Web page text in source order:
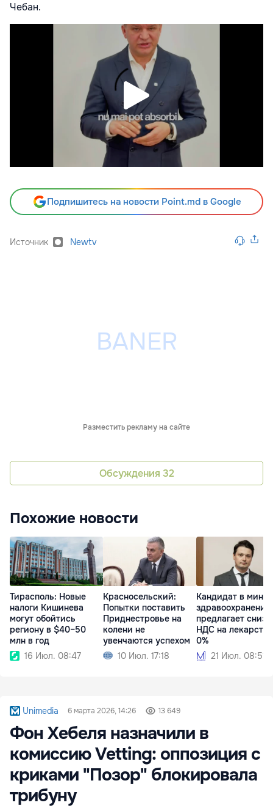
Чебан.
Подпишитесь на новости Point.md в Google
Источник Newtv
Разместить рекламу на сайте
Обсуждения 32
Похожие новости
Тирасполь: Новые
налоги Кишинева
могут обойтись
региону в $40–50
млн в год
16 Июл. 08:47
Красносельский:
Попытки поставить
Приднестровье на
колени не
увенчаются успехом
10 Июл. 17:18
Кандидат в
здравоохранения
предлагает
НДС на
0%
21 Июл. 08:51
Unimedia 6 марта 2026, 14:26 13 649
Фон Хебеля назначили в
комиссию Vetting: оппозиция с
криками "Позор" блокировала
трибуну